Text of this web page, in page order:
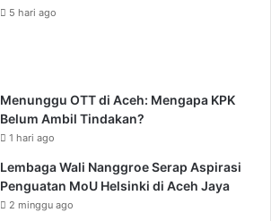
5 hari ago
Menunggu OTT di Aceh: Mengapa KPK
Belum Ambil Tindakan?
1 hari ago
Lembaga Wali Nanggroe Serap Aspirasi
Penguatan MoU Helsinki di Aceh Jaya
2 minggu ago